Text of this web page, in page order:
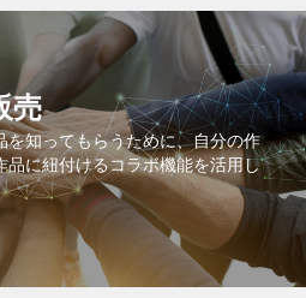
売
を知ってもらうために、自分の作
品に紐付けるコラボ機能を活用し